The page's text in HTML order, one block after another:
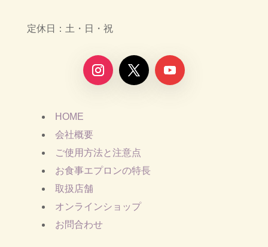
定休日：土・日・祝
HOME
会社概要
ご使用方法と注意点
お食事エプロンの特長
取扱店舗
オンラインショップ
お問合わせ